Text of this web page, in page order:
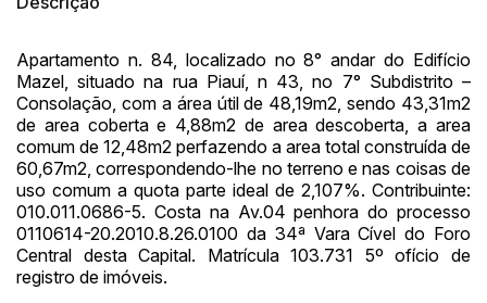
Apartamento n. 84, localizado no 8° andar do Edifício
Mazel, situado na rua Piauí, n 43, no 7° Subdistrito –
Consolação, com a área útil de 48,19m2, sendo 43,31m2
de area coberta e 4,88m2 de area descoberta, a area
comum de 12,48m2 perfazendo a area total construída de
60,67m2, correspondendo-lhe no terreno e nas coisas de
uso comum a quota parte ideal de 2,107%. Contribuinte:
010.011.0686-5. Costa na Av.04 penhora do processo
0110614-20.2010.8.26.0100 da 34ª Vara Cível do Foro
Central desta Capital. Matrícula 103.731 5º ofício de
registro de imóveis.